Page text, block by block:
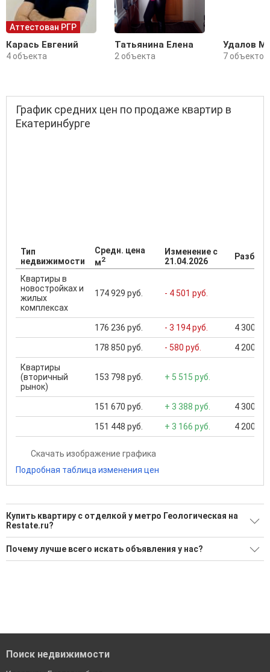
Аттестован РГР
Карась Евгений
4 объекта
Татьянина Елена
2 объекта
Удалов
7 объектов
График средних цен по продаже квартир в
Екатеринбурге
Тип
недвижимости
Средн. цена
м2
Изменение с
21.04.2026
Квартиры в
новостройках и
жилых
комплексах
174 929 руб. - 4 501 руб.
176 236 руб. - 3 194 руб. 4 300
178 850 руб. - 580 руб. 4 200
Квартиры
(вторичный
рынок)
153 798 руб. + 5 515 руб.
151 670 руб. + 3 388 руб. 4 300
151 448 руб. + 3 166 руб. 4 200
Скачать изображение графика
Подробная таблица изменения цен
Купить квартиру с отделкой у метро Геологическая на
Restate.ru?
Поможем Купить квартиру с отделкой у метро
Геологическая?
Почему лучше всего искать объявления у нас?
Поиск недвижимости